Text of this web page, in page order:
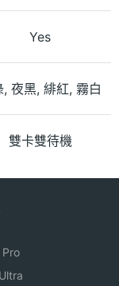
Yes
, 夜黑, 緋紅, 霧白
雙卡雙待機
Pro